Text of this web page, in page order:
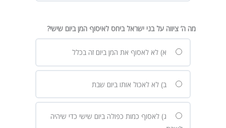
מה ה’ ציווה על בני ישראל ביחס לאיסוף המן ביום שישי?
א) לא לאסוף את המן ביום זה בכלל
ב) לא לאכול אותו ביום שבת
ג) לאסוף כמות כפולה ביום שישי כדי שיהיה